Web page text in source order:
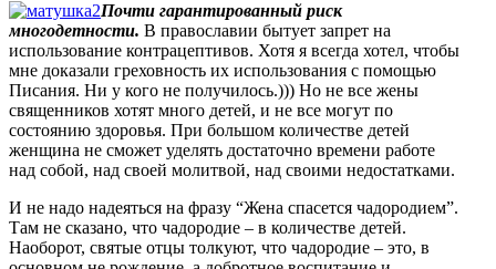
Почти гарантированный риск
многодетности. В православии бытует запрет на
использование контрацептивов. Хотя я всегда хотел, чтобы
мне доказали греховность их использования с помощью
Писания. Ни у кого не получилось.))) Но не все жены
священников хотят много детей, и не все могут по
состоянию здоровья. При большом количестве детей
женщина не сможет уделять достаточно времени работе
над собой, над своей молитвой, над своими недостатками.
И не надо надеяться на фразу “Жена спасется чадородием”.
Там не сказано, что чадородие – в количестве детей.
Наоборот, святые отцы толкуют, что чадородие – это, в